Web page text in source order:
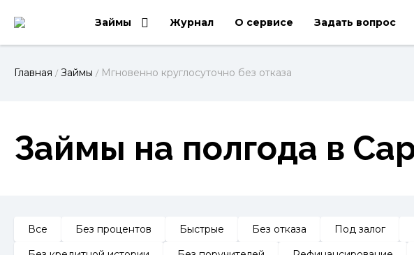
Займы Журнал О сервисе Задать вопрос
Главная / Займы / Мгновенно круглосуточно без отказа
Займы на полгода в
Все Без процентов Быстрые Без отказа Под залог